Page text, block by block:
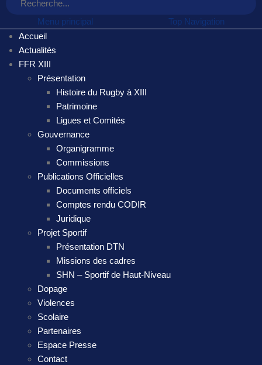
Menu principal
Top Navigation
Accueil
Actualités
FFR XIII
Présentation
Histoire du Rugby à XIII
Patrimoine
Ligues et Comités
Gouvernance
Organigramme
Commissions
Publications Officielles
Documents officiels
Comptes rendu CODIR
Juridique
Projet Sportif
Présentation DTN
Missions des cadres
SHN – Sportif de Haut-Niveau
Dopage
Violences
Scolaire
Partenaires
Espace Presse
Contact